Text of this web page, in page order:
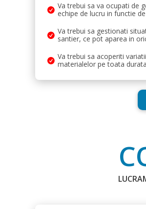
impresionante, care
armonie și
pentru a crea un
Calitatea este cea
etapă a activităților
ultimă generație.
Încă mai stai pe
te de avantajele
toate
Va trebui sa va ocupati de
echipe de lucru in functie
Va trebui sa gestionati
santier, ce pot aparea in
Va trebui sa acoperiti
materialelor pe toata